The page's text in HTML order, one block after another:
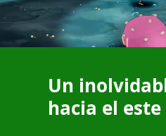
Un
hacia el este